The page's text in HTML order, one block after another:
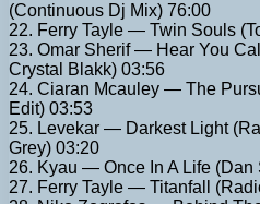
(Continuous Dj Mix) 76:00
22. Ferry Tayle — Twin Souls
23. Omar Sherif — Hear You
Crystal Blakk) 03:56
24. Ciaran Mcauley — The
Edit) 03:53
25. Levekar — Darkest Light
Grey) 03:20
26. Kyau — Once In A Life (Dan
27. Ferry Tayle — Titanfall